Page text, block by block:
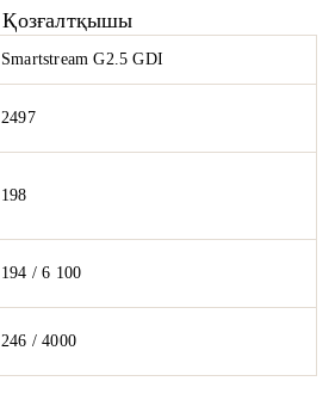
Қозғалтқышы
Smartstream G2.5 GDI
2497
198
194 / 6 100
246 / 4000